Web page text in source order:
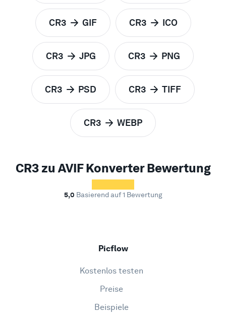
CR3 zu GIF CR3 zu ICO
CR3 zuJPG CR3 zuPNG
CR3 zuPSD CR3 zuTIFF
CR3 zuWEBP
CR3 zu AVIF Konverter Bewertung
5,0 Basierend auf 1 Bewertung
Picflow
Kostenlos testen
Preise
Beispiele